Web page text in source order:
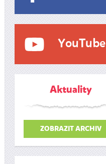
YouTube
Aktuality
ZOBRAZIT ARCHIV